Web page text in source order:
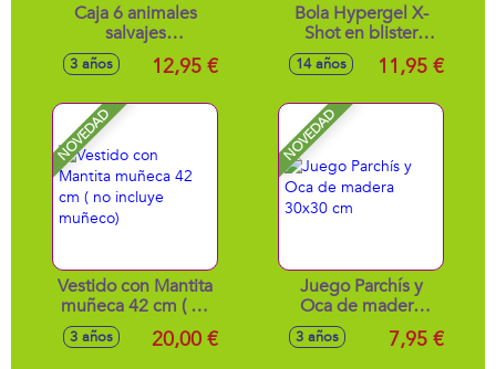
Caja 6 animales
salvajes
30x10x13cm -
Modelos surtidos
3 años 12,95 €
Bola Hypergel X-
Shot en blister
(20.000 bolas de
gel) 12cm
14 años 11,95 €
NOVEDAD
Vestido con Mantita
muñeca 42 cm ( no
incluye muñeco)
3 años 20,00 €
NOVEDAD
Juego Parchís y
Oca de madera
30x30 cm
3 años 7,95 €